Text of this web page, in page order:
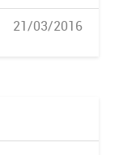
21/03/2016